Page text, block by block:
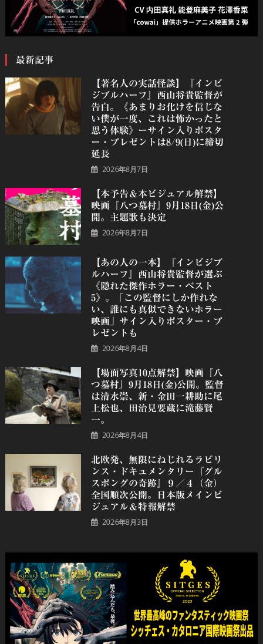
最新記事
【著名人の実話怪談】『インビ
ジブルハーフ』⻄⼭将貴監督が
告白。《あまりお化けを信じな
い僕が一度、これは怖かったと
思う体験》ーサイン入りポスタ
ー・プレゼントは8/9(日)に締切
延長
2026年8月7日
【本予告＆本ビジュアル解禁】
映画『八つ墓村』9月18日(金)公
開。主題歌も決定
2026年8月7日
【あの人の一本】『インビジブ
ルハーフ』⻄⼭将貴監督が選ぶ
《隠れた傑作ホラー・ベスト
5》。「この監督にしか作れな
い、誰にも真似できないホラー
映画」サイン入りポスター・プ
レゼントも
2026年8月4日
【場面写真10点解禁】映画『八
つ墓村』9月18日(金)公開。監督
は清水崇、新・金田一耕助に尾
上松也、田治見要蔵に滝藤賢
一。
2026年8月4日
北欧発、無限にねじれるラビリ
ンス・ドキュメンタリー『グル
スポングの奇跡』９／４（金）
全国順次公開。日本版メインビ
ジュアル＆特報解禁
2026年8月3日